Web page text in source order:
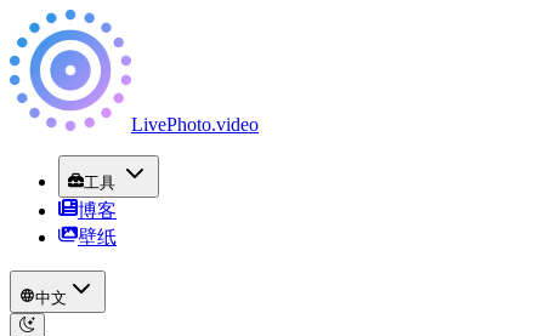
LivePhoto.video
工具
博客
壁纸
中文